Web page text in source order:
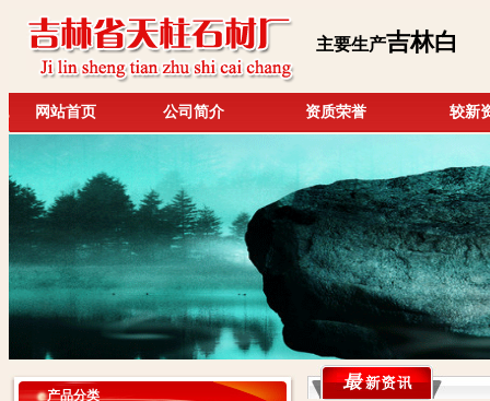
主要生产吉林白
网站首页 公司简介 资质荣誉 较新
产品分类